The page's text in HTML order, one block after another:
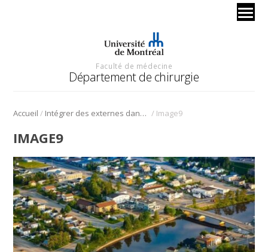
Faculté de médecine
Département de chirurgie
Accueil / Intégrer des externes dans la communauté pour mieux les retenir / Image9
IMAGE9